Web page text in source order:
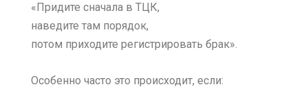
«Придите сначала в ТЦК,
наведите там порядок,
потом приходите регистрировать брак».
Особенно часто это происходит, если: